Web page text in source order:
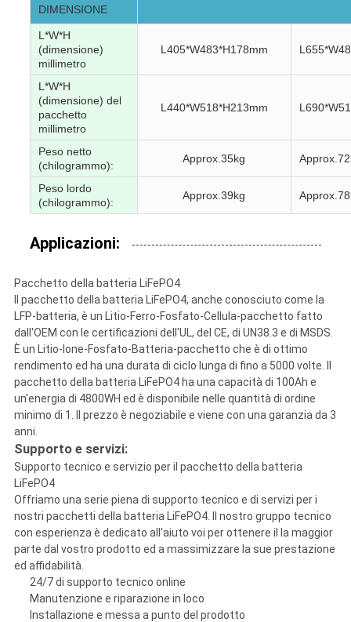
DIMENSIONE
L*W*H
(dimensione)
millimetro
L405*W483*H178mm
L*W*H
(dimensione) del
pacchetto
millimetro
L440*W518*H213mm
Peso netto
(chilogrammo):
Approx.35kg
Peso lordo
(chilogrammo):
Approx.39kg
Applicazioni:
Pacchetto della batteria LiFePO4
Il pacchetto della batteria LiFePO4, anche conosciuto come la
LFP-batteria, è un Litio-Ferro-Fosfato-Cellula-pacchetto fatto
dall'OEM con le certificazioni dell'UL, del CE, di UN38.3 e di MSDS.
È un Litio-Ione-Fosfato-Batteria-pacchetto che è di ottimo
rendimento ed ha una durata di ciclo lunga di fino a 5000 volte. Il
pacchetto della batteria LiFePO4 ha una capacità di 100Ah e
un'energia di 4800WH ed è disponibile nelle quantità di ordine
minimo di 1. Il prezzo è negoziabile e viene con una garanzia da 3
anni.
Supporto e servizi:
Supporto tecnico e servizio per il pacchetto della batteria
LiFePO4
Offriamo una serie piena di supporto tecnico e di servizi per i
nostri pacchetti della batteria LiFePO4. Il nostro gruppo tecnico
con esperienza è dedicato all'aiuto voi per ottenere il la maggior
parte dal vostro prodotto ed a massimizzare la sue prestazione
ed affidabilità.
24/7 di supporto tecnico online
Manutenzione e riparazione in loco
Installazione e messa a punto del prodotto